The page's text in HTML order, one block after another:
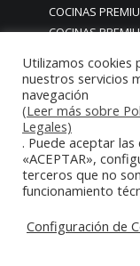
COCINAS
COCINAS
COCINAS
DECORATIVOS
COCINAS
PARTICULARES
COCINAS
COCINAS
COCINAS
Cocinas
Utilizamos
nuestros servicios
navegación
(Leer más sobre
Legales)
. Puede aceptar
«ACEPTAR»,
terceros que no
funcionamiento
Configuración de